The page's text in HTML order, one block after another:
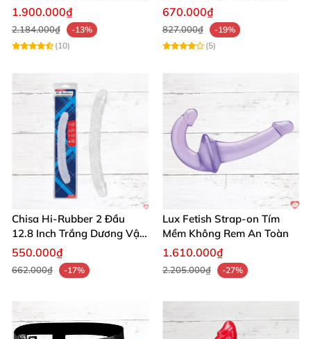
thích tối đa
1.900.000₫
2.184.000₫
-13%
(10)
Kích Thích 10.5 Inch
670.000₫
827.000₫
-19%
(5)
Chisa Hi-Rubber 2 Đầu
12.8 Inch Trắng Dương Vật
Giả Siêu Thực
550.000₫
662.000₫ -17%
Lux Fetish Strap-on Tím
Mềm Không Rem An Toàn
1.610.000₫
2.205.000₫ -27%